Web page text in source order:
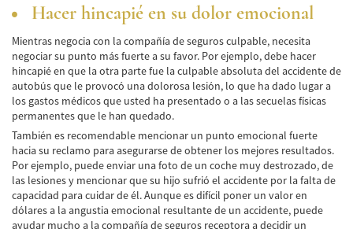
Accidentes de Tren y Metro
Tipos de Lesiones Catastróficas
Muerte por Negligencia
Cómo Presentar una Demanda de Muerte
por Negligencia
Construyendo su Caso
Daños que se pueden recuperar en una
Demanda de Muerte por Negligencia
Hacer hincapié en su dolor emocional
Mientras negocia con la compañía de seguros culpable, necesita
negociar su punto más fuerte a su favor. Por ejemplo, debe hacer
hincapié en que la otra parte fue la culpable absoluta del accidente de
autobús que le provocó una dolorosa lesión, lo que ha dado lugar a
los gastos médicos que usted ha presentado o a las secuelas físicas
permanentes que le han quedado.
También es recomendable mencionar un punto emocional fuerte
hacia su reclamo para asegurarse de obtener los mejores resultados.
Por ejemplo, puede enviar una foto de un coche muy destrozado, de
las lesiones y mencionar que su hijo sufrió el accidente por la falta de
capacidad para cuidar de él. Aunque es difícil poner un valor en
dólares a la angustia emocional resultante de un accidente, puede
ayudar mucho a la compañía de seguros receptora a decidir un